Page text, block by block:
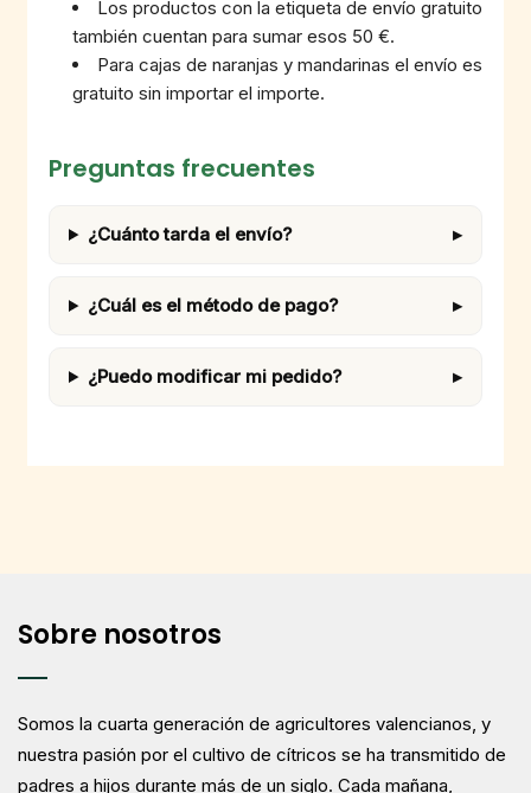
Los productos con la etiqueta de envío gratuito
también cuentan para sumar esos 50 €.
Para cajas de naranjas y mandarinas el envío es
gratuito sin importar el importe.
Preguntas frecuentes
¿Cuánto tarda el envío?
¿Cuál es el método de pago?
¿Puedo modificar mi pedido?
Sobre nosotros
Somos la cuarta generación de agricultores valencianos, y
nuestra pasión por el cultivo de cítricos se ha transmitido de
padres a hijos durante más de un siglo. Cada mañana,